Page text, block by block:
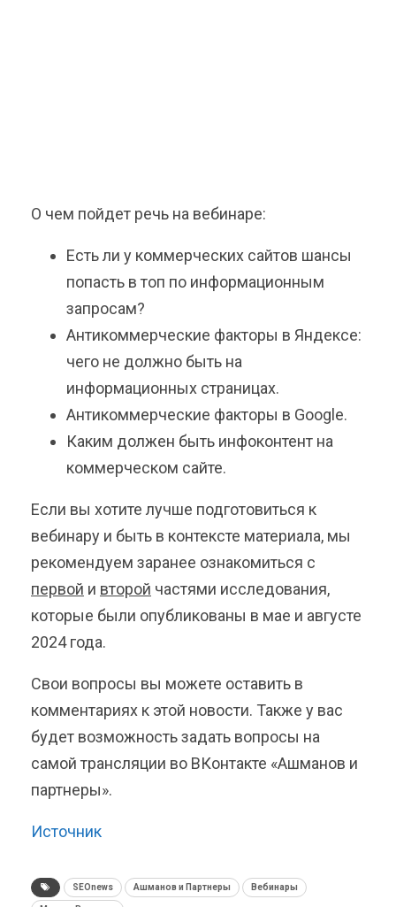
О чем пойдет речь на вебинаре:
Есть ли у коммерческих сайтов шансы
попасть в топ по информационным
запросам?
Антикоммерческие факторы в Яндексе:
чего не должно быть на
информационных страницах.
Антикоммерческие факторы в Google.
Каким должен быть инфоконтент на
коммерческом сайте.
Если вы хотите лучше подготовиться к
вебинару и быть в контексте материала, мы
рекомендуем заранее ознакомиться с
первой и второй частями исследования,
которые были опубликованы в мае и августе
2024 года.
Свои вопросы вы можете оставить в
комментариях к этой новости. Также у вас
будет возможность задать вопросы на
самой трансляции во ВКонтакте «Ашманов и
партнеры».
Источник
SEOnews Ашманов и Партнеры Вебинары